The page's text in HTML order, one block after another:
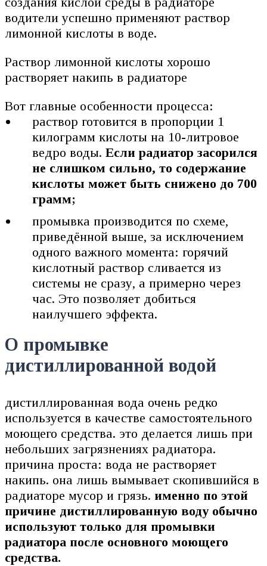
водители успешно применяют раствор
лимонной кислоты в воде.
Раствор лимонной кислоты хорошо
растворяет накипь в радиаторе
Вот главные особенности процесса:
раствор готовится в пропорции 1
килограмм кислоты на 10-литровое
ведро воды.Если радиатор засорился
не слишком сильно, то содержание
кислоты может быть снижено до 700
грамм;
промывка производится по схеме,
приведённой выше, за исключением
одного важного момента: горячий
кислотный раствор сливается из
системы не сразу, а примерно через
час. Это позволяет добиться
наилучшего эффекта.
О промывке
дистиллированной водой
дистиллированная вода очень редко
используется в качестве самостоятельного
моющего средства. это делается лишь при
небольших загрязнениях радиатора.
причина проста: вода не растворяет
накипь. она лишь вымывает скопившийся в
радиаторе мусор и грязь. именно по этой
причине дистиллированную воду обычно
используют только для промывки
радиатора после основного моющего
средства.